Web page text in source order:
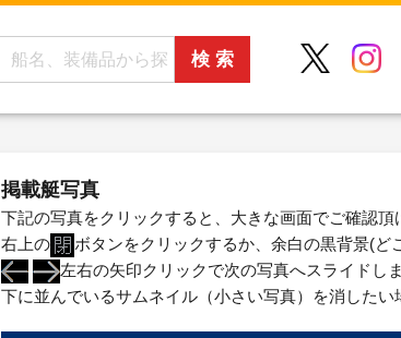
掲載艇写真
下記の写真をクリックすると、大きな画面でご確認頂
右上の
ボタンをクリックするか、余白の黒背景(ど
左右の矢印クリックで次の写真へスライドしま
下に並んでいるサムネイル（小さい写真）を消したい